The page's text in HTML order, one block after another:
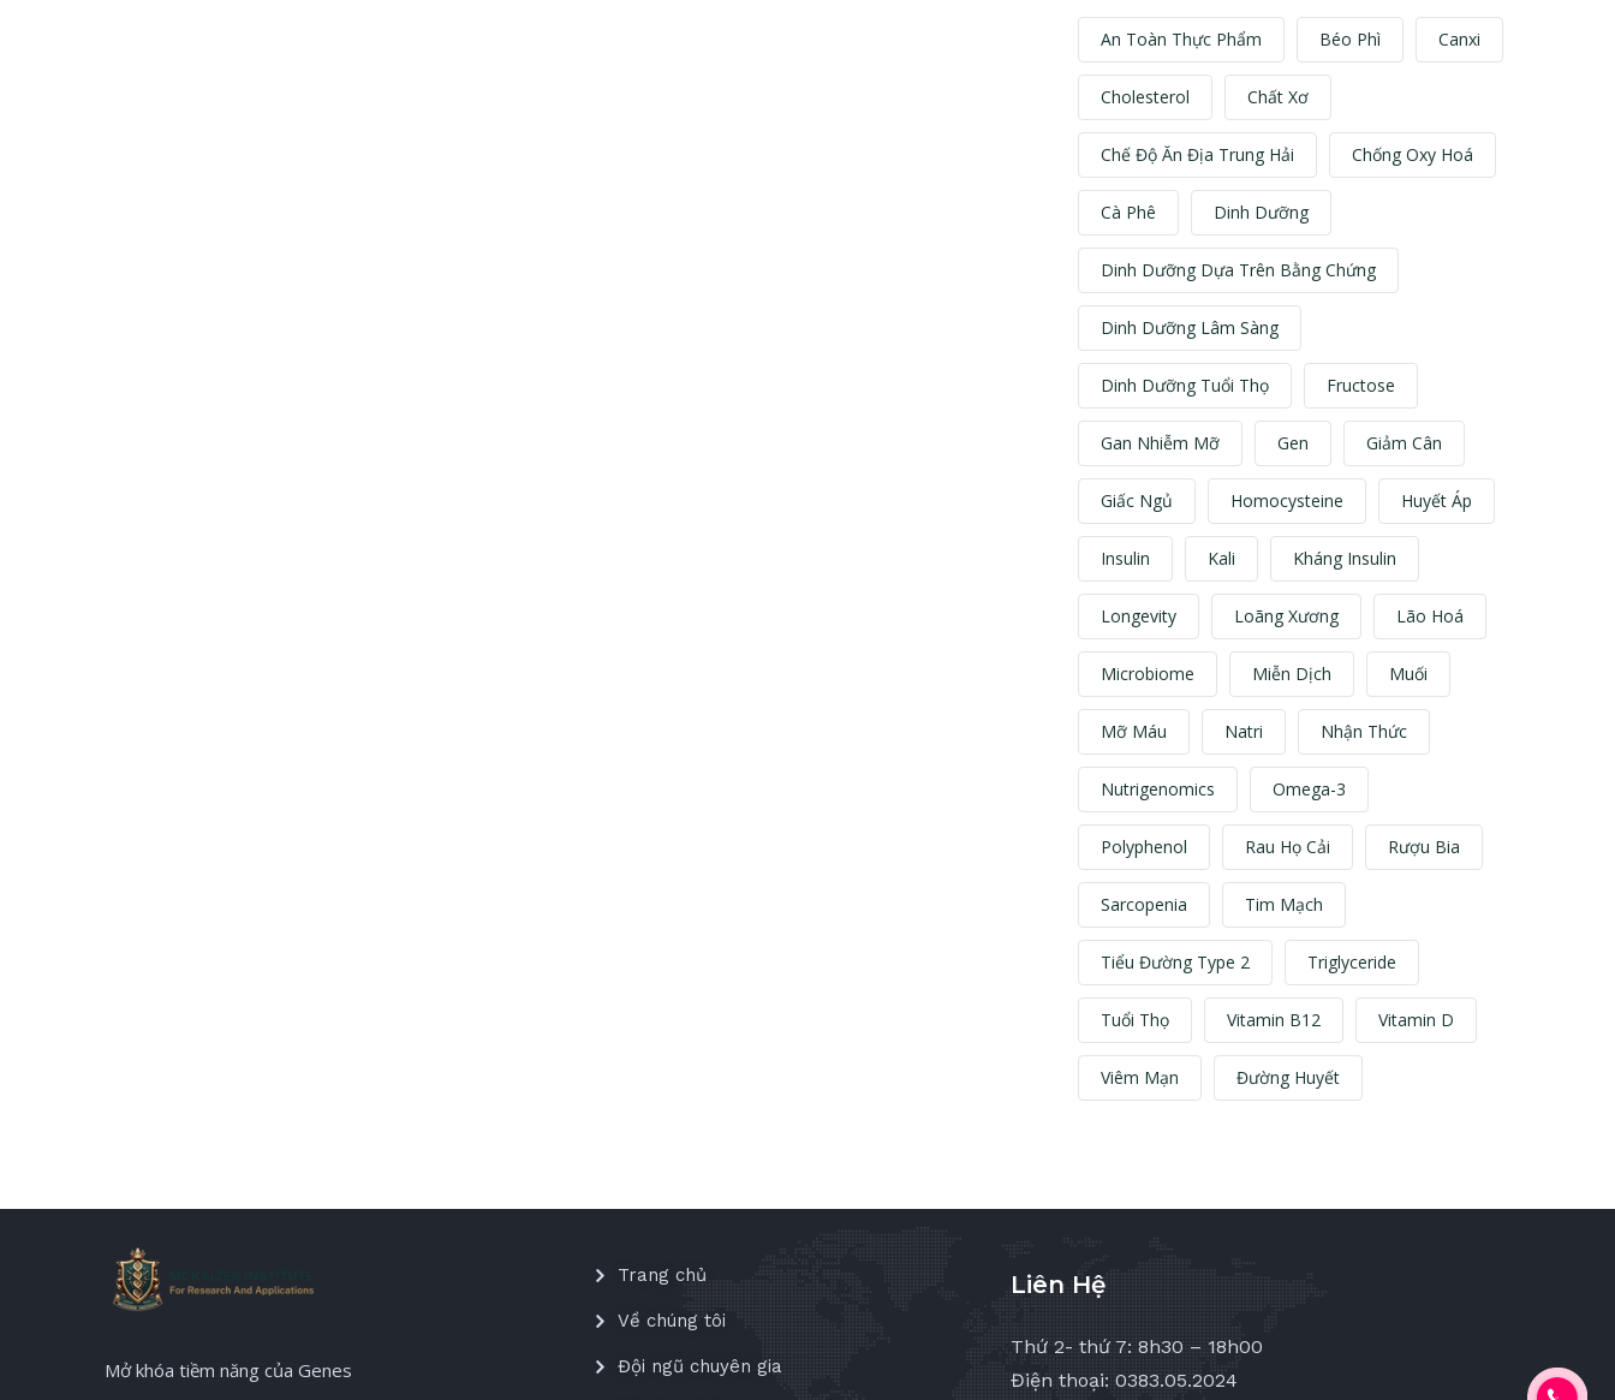
An Toàn Thực Phẩm Béo Phì Canxi
Cholesterol Chất Xơ
Chế Độ Ăn Địa Trung Hải Chống Oxy Hoá
Cà Phê Dinh Dưỡng
Dinh Dưỡng Dựa Trên Bằng Chứng
Dinh Dưỡng Lâm Sàng
Dinh Dưỡng Tuổi Thọ Fructose
Gan Nhiễm Mỡ Gen Giảm Cân
Giấc Ngủ Homocysteine Huyết Áp
Insulin Kali Kháng Insulin
Longevity Loãng Xương Lão Hoá
Microbiome Miễn Dịch Muối
Mỡ Máu Natri Nhận Thức
Nutrigenomics Omega-3
Polyphenol Rau Họ Cải Rượu Bia
Sarcopenia Tim Mạch
Tiểu Đường Type 2 Triglyceride
Tuổi Thọ Vitamin B12 Vitamin D
Viêm Mạn Đường Huyết
Mở khóa tiềm năng của Genes
Trang chủ
Về chúng tôi
Đội ngũ chuyên gia
Liên Hệ
Thứ 2- thứ 7: 8h30 – 18h00
Điện thoại: 0383.05.2024